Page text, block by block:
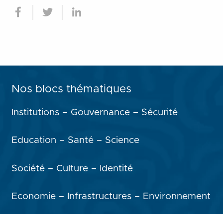
Nos blocs thématiques
Institutions – Gouvernance – Sécurité
Education – Santé – Science
Société – Culture – Identité
Economie – Infrastructures – Environnement